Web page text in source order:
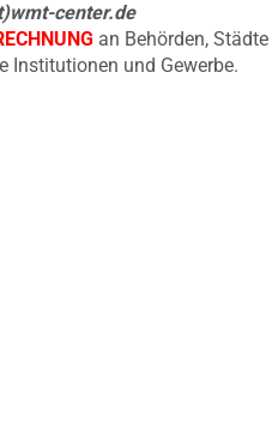
center.de
an Behörden, Städte
Institutionen und Gewerbe.